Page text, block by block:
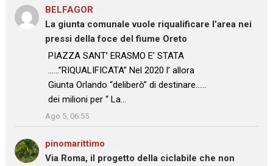
BELFAGOR
La giunta comunale vuole riqualificare l’area nei
pressi della foce del fiume Oreto
: “PIAZZA SANT’ ERASMO E’ STATA
……”RIQUALIFICATA” Nel 2020 l’ allora
Giunta Orlando “deliberò” di destinare……
dei milioni per “ La…
”
Ago 5, 06:55
pinomarittimo
Via Roma, il progetto della ciclabile che non